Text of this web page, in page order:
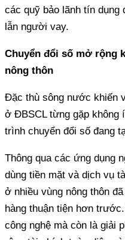
các quỹ bảo lãnh tín dụng
lẫn người vay.
Chuyển đổi số mở rộng
nông thôn
Đặc thù sông nước khiến
ở ĐBSCL từng gặp không
trình chuyển đổi số đang
Thông qua các ứng dụng
dùng tiền mặt và dịch vụ
ở nhiều vùng nông thôn
hàng thuận tiện hơn
công nghệ mà còn là giải